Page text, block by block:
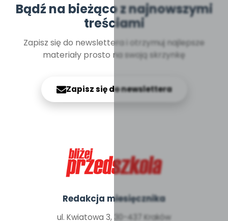
Bądź na bieżąco z najnowszymi
treściami
Zapisz się do newslettera i otrzymuj najlepsze
materiały prosto na swoją skrzynkę
Zapisz się do newslettera
Redakcja miesięcznika
ul. Kwiatowa 3, 30-437 Kraków